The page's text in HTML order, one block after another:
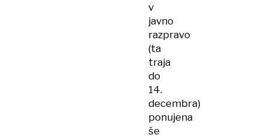
v
javno
razpravo
(ta
traja
do
14.
decembra)
ponujena
še